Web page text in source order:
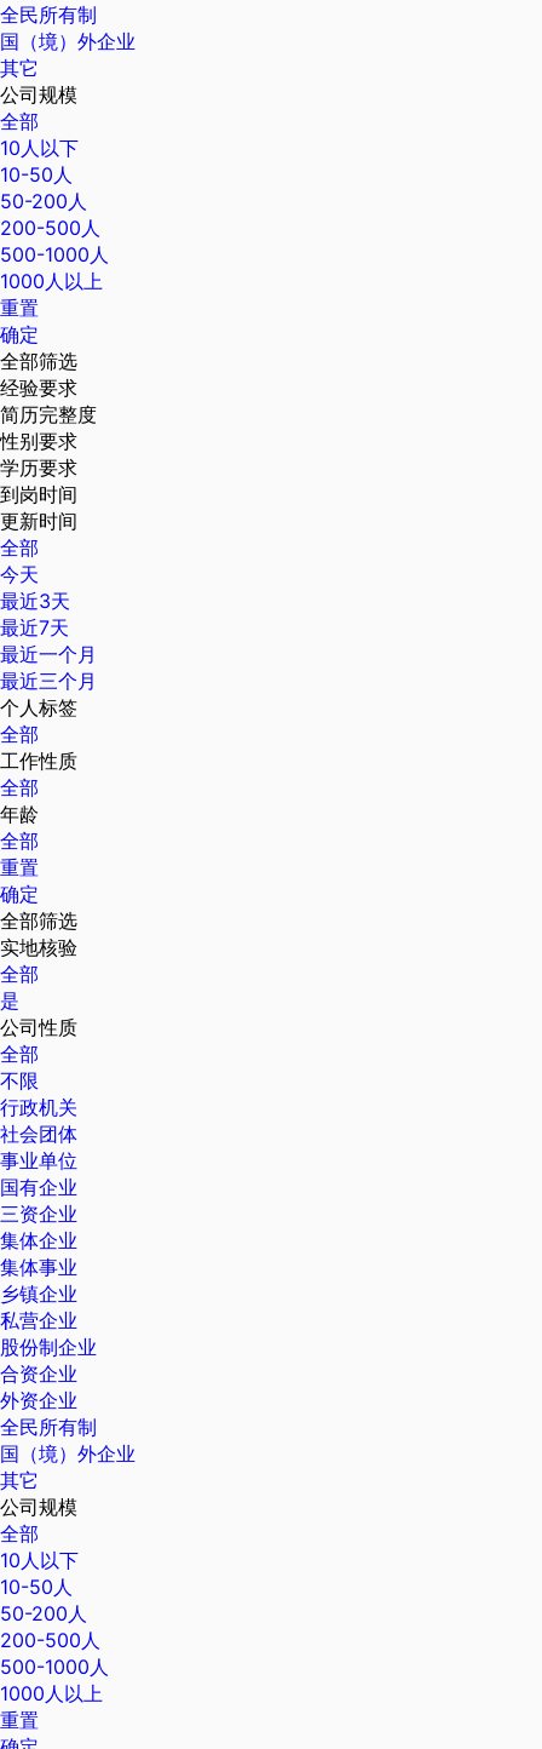
全民所有制
国（境）外企业
其它
公司规模
全部
10人以下
10-50人
50-200人
200-500人
500-1000人
1000人以上
重置
确定
全部筛选
经验要求
简历完整度
性别要求
学历要求
到岗时间
更新时间
全部
今天
最近3天
最近7天
最近一个月
最近三个月
个人标签
全部
工作性质
全部
年龄
全部
重置
确定
全部筛选
实地核验
全部
是
公司性质
全部
不限
行政机关
社会团体
事业单位
国有企业
三资企业
集体企业
集体事业
乡镇企业
私营企业
股份制企业
合资企业
外资企业
全民所有制
国（境）外企业
其它
公司规模
全部
10人以下
10-50人
50-200人
200-500人
500-1000人
1000人以上
重置